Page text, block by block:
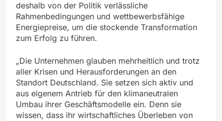
deshalb von der Politik verlässliche
Rahmenbedingungen und wettbewerbsfähige
Energiepreise, um die stockende Transformation
zum Erfolg zu führen.
„Die Unternehmen glauben mehrheitlich und trotz
aller Krisen und Herausforderungen an den
Standort Deutschland. Sie setzen sich aktiv und
aus eigenem Antrieb für den klimaneutralen
Umbau ihrer Geschäftsmodelle ein. Denn sie
wissen, dass ihr wirtschaftliches Überleben von